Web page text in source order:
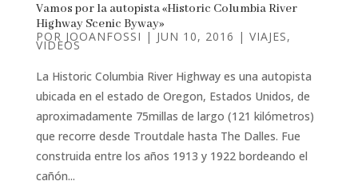
Vamos por la autopista «Historic Columbia River
Highway Scenic Byway»
POR JOOANFOSSI | JUN 10, 2016 | VIAJES,
VIDEOS
La Historic Columbia River Highway es una autopista
ubicada en el estado de Oregon, Estados Unidos, de
aproximadamente 75millas de largo (121 kilómetros)
que recorre desde Troutdale hasta The Dalles. Fue
construida entre los años 1913 y 1922 bordeando el
cañón...